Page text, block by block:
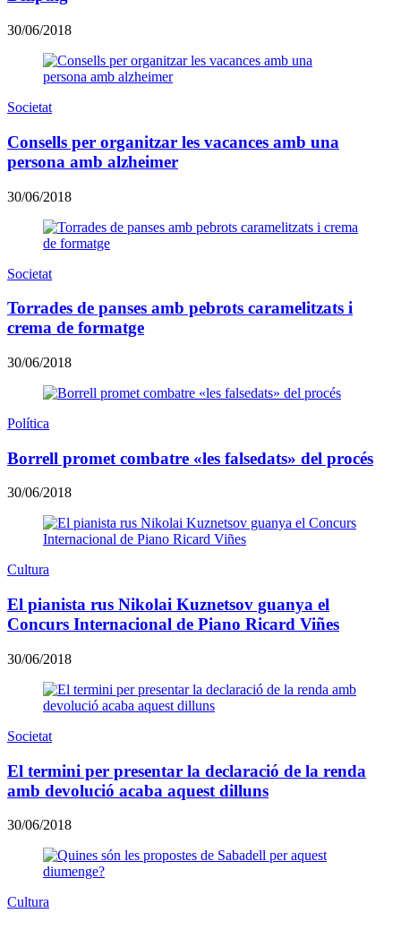
30/06/2018
Societat
Consells per organitzar les vacances amb una
persona amb alzheimer
30/06/2018
Societat
Torrades de panses amb pebrots caramelitzats i
crema de formatge
30/06/2018
Política
Borrell promet combatre «les falsedats» del procés
30/06/2018
Cultura
El pianista rus Nikolai Kuznetsov guanya el
Concurs Internacional de Piano Ricard Viñes
30/06/2018
Societat
El termini per presentar la declaració de la renda
amb devolució acaba aquest dilluns
30/06/2018
Cultura